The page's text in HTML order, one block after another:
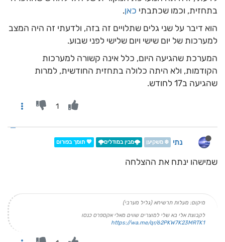
בתחזית, וכמו שכתבתי כאן.
הוא דיבר על שני גלים שתלויים זה בזה, ולדעתי זה היה המצב
למערכות של יום שישי ויום שלישי לפני שבוע.
המערכת שהגיעה היום, כלל אינה קשורה למערכות
הקודמות, ולא היתה כלולה בתחזית החודשית, למרות
שהגיעה ב17 לחודש.
1
נתי ❄️ משקיען 🌩️מבין במודלים🌩️ 💖 תומך בפורום
שמישהו ינתח את ההצלחה
מיקום: מעלות תרשיחא (גליל מערבי)
לקבוצת אלי בא שלי למוצרים שווים מאלי אקספרס כנסו
https://wa.me/qr/62PKW7K23MRTK1